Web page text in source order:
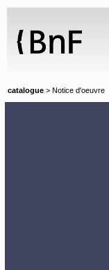
catalogue > Notice d'oeuvre